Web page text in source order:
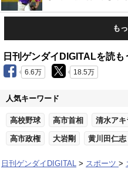
も
日刊ゲンダイDIGITALを読も
6.6万 18.5万
人気キーワード
高校野球 高市首相 清水アキ
高市政権 大岩剛 黄川田仁志
日刊ゲンダイDIGITAL スポーツ